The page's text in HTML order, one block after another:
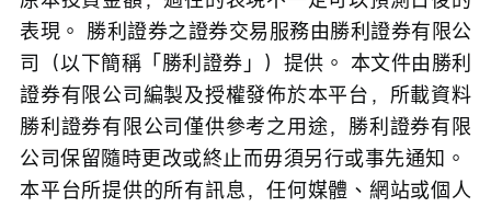
表現。 勝利證券之證券交易服務由勝利證券有限公
司（以下簡稱「勝利證券」）提供。 本文件由勝利
證券有限公司編製及授權發佈於本平台，所載資料
勝利證券有限公司僅供參考之用途，勝利證券有限
公司保留隨時更改或終止而毋須另行或事先通知。
本平台所提供的所有訊息，任何媒體、網站或個人